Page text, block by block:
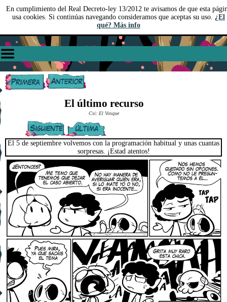
En cumplimiento del Real Decreto-ley 13/2012 te avisamos de que esta
usa cookies. Si continúas navegando consideramos que aceptas su uso. ¿El
qué? Más info
El último recurso
Csi: El Vosque
El 5 de septiembre volvemos con la programación habitual y unas cuantas
sorpresas. ¡Estad atentos!